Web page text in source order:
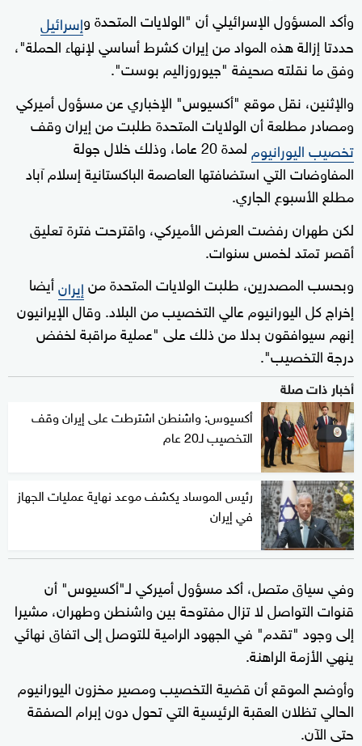
وأكد المسؤول الإسرائيلي أن "الولايات المتحدة وإسرائيل
حددتا إزالة هذه المواد من إيران كشرط أساسي لإنهاء الحملة"،
وفق ما نقلته صحيفة "جيوروزاليم بوست".
والإثنين، نقل موقع "أكسيوس" الإخباري عن مسؤول أميركي
ومصادر مطلعة أن الولايات المتحدة طلبت من إيران وقف
تخصيب اليورانيوم
لمدة 20 عاما، وذلك خلال جولة
المفاوضات التي استضافتها العاصمة الباكستانية إسلام آباد
مطلع الأسبوع الجاري.
لكن طهران رفضت العرض الأميركي، واقترحت فترة تعليق
أقصر تمتد لخمس سنوات.
وبحسب المصدرين، طلبت الولايات المتحدة منإيرانأيضا
إخراج كل اليورانيوم عالي التخصيب من البلاد. وقال الإيرانيون
إنهم سيوافقون بدلا من ذلك على "عملية مراقبة لخفض
درجة التخصيب".
أخبار ذات صلة
أكسيوس: واشنطن اشترطت على إيران وقف
التخصيب لـ20 عام
رئيس الموساد يكشف موعد نهاية عمليات الجهاز
في إيران
وفي سياق متصل، أكد مسؤول أميركي لـ"أكسيوس" أن
قنوات التواصل لا تزال مفتوحة بين واشنطن وطهران، مشيرا
إلى وجود "تقدم" في الجهود الرامية للتوصل إلى اتفاق نهائي
ينهي الأزمة الراهنة.
وأوضح الموقع أن قضية التخصيب ومصير مخزون اليورانيوم
الحالي تظلان العقبة الرئيسية التي تحول دون إبرام الصفقة
حتى الآن.